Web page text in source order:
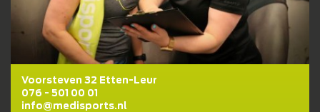
Voorsteven 32 Etten-Leur
076 - 501 00 01
info@medisports.nl
Wij helpen je graag naar een fit, gezond en goed
gevoel!